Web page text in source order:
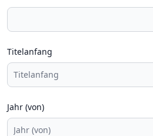
Titelanfang
Jahr (von)